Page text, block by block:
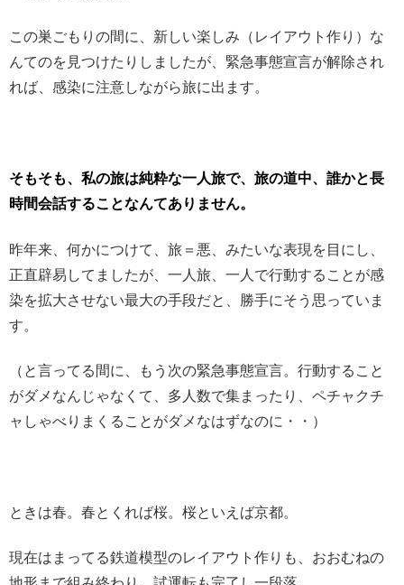
この巣ごもりの間に、新しい楽しみ（レイアウト作り）な
んてのを見つけたりしましたが、緊急事態宣言が解除され
れば、感染に注意しながら旅に出ます。
そもそも、私の旅は純粋な一人旅で、旅の道中、誰かと長
時間会話することなんてありません。
昨年来、何かにつけて、旅＝悪、みたいな表現を目にし、
正直辟易してましたが、一人旅、一人で行動することが感
染を拡大させない最大の手段だと、勝手にそう思っていま
す。
（と言ってる間に、もう次の緊急事態宣言。行動すること
がダメなんじゃなくて、多人数で集まったり、ペチャクチ
ャしゃべりまくることがダメなはずなのに・・）
ときは春。春とくれば桜。桜といえば京都。
現在はまってる鉄道模型のレイアウト作りも、おおむねの